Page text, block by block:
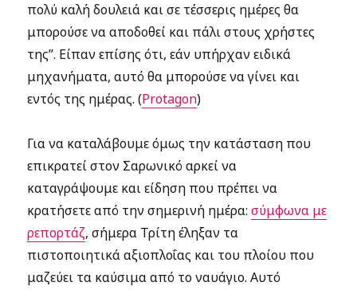
πολύ καλή δουλειά και σε τέσσερις ημέρες θα
μπορούσε να αποδοθεί και πάλι στους χρήστες
της”. Είπαν επίσης ότι, εάν υπήρχαν ειδικά
μηχανήματα, αυτό θα μπορούσε να γίνει και
εντός της ημέρας. (Protagon)
Για να καταλάβουμε όμως την κατάσταση που
επικρατεί στον Σαρωνικό αρκεί να
καταγράψουμε και είδηση που πρέπει να
κρατήσετε από την σημερινή ημέρα:σύμφωνα με
ρεπορτάζ, σήμερα Τρίτη έληξαν τα
πιστοποιητικά αξιοπλοΐας και του πλοίου που
μαζεύει τα καύσιμα από το ναυάγιο. Αυτό